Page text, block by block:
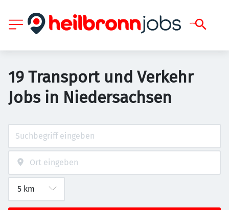
19 Transport und Verkehr
Jobs in Niedersachsen